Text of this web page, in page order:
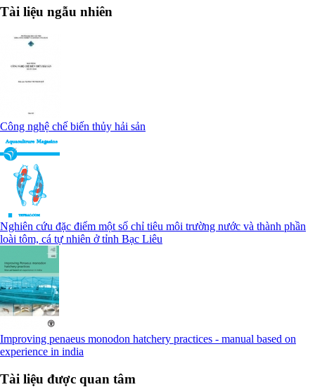
Tài liệu ngẫu nhiên
Công nghệ chế biến thủy hải sản
Nghiên cứu đặc điểm một số chỉ tiêu môi trường nước và thành phần
loài tôm, cá tự nhiên ở tỉnh Bạc Liêu
Improving penaeus monodon hatchery practices - manual based on
experience in india
Tài liệu được quan tâm